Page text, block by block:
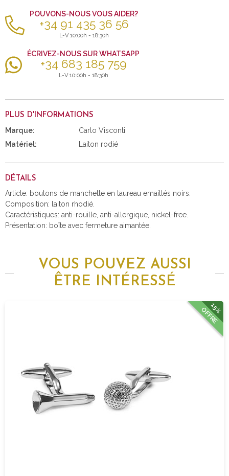
POUVONS-NOUS VOUS AIDER?
+34 91 435 36 56
L-V 10:00h - 18:30h
ÉCRIVEZ-NOUS SUR WHATSAPP
+34 683 185 759
L-V 10:00h - 18:30h
PLUS D'INFORMATIONS
Marque:
Carlo Visconti
Matériel:
Laiton rodié
DÉTAILS
Article: boutons de manchette en taureau emaillés noirs.
Composition: laiton rhodié.
Caractéristiques: anti-rouille, anti-allergique, nickel-free.
Présentation: boîte avec fermeture aimantée.
VOUS POUVEZ AUSSI
ÊTRE INTÉRESSÉ
15%
OFFRE